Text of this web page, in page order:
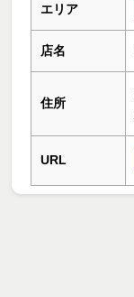
エリア
店名
住所
URL